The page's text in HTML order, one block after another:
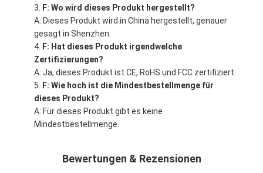
F: Wo wird dieses Produkt hergestellt?
A: Dieses Produkt wird in China hergestellt, genauer
gesagt in Shenzhen.
F: Hat dieses Produkt irgendwelche
Zertifizierungen?
A: Ja, dieses Produkt ist CE, RoHS und FCC zertifiziert.
F: Wie hoch ist die Mindestbestellmenge für
dieses Produkt?
A: Für dieses Produkt gibt es keine
Mindestbestellmenge.
Bewertungen & Rezensionen